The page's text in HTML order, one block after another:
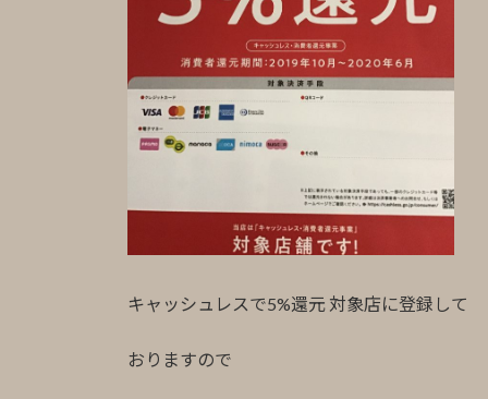
キャッシュレスで5%還元 対象店に登録して
おりますので